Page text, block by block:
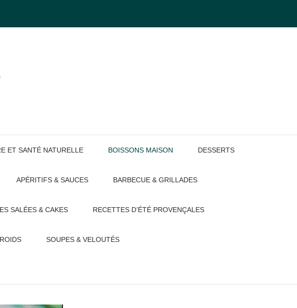
ET SANTÉ NATURELLE BOISSONS MAISON DESSERTS
APÉRITIFS & SAUCES BARBECUE & GRILLADES
SALÉES & CAKES RECETTES D’ÉTÉ PROVENÇALES
SOUPES & VELOUTÉS